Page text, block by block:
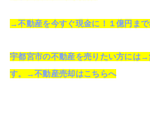
→不動産を今すぐ現金に！１億円まで
宇都宮市の不動産を売りたい方には
す。→不動産売却はこちらへ